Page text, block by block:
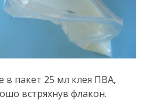
в пакет 25 мл клея ПВА,
встряхнув флакон.